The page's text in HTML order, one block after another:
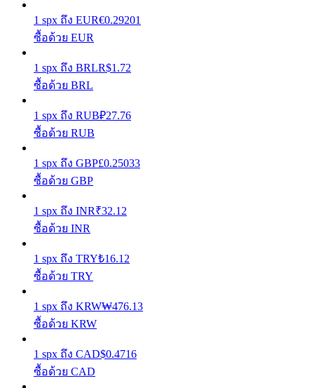
รับรางวัลการแข่งขันทุกวัน
การปักหลัก
ผลตอบแทนสูงและเข้าถึงได้ทันที
Launchpool
การเซ้งแบบยืดหยุ่นเพื่อรับโทเคนยอดนิยม
1 spx ถึง EUR€0.29201
ซื้อด้วย EUR
1 spx ถึง BRLR$1.72
ซื้อด้วย BRL
1 spx ถึง RUB₽27.76
ซื้อด้วย RUB
1 spx ถึง GBP£0.25033
ซื้อด้วย GBP
1 spx ถึง INR₹32.12
ซื้อด้วย INR
1 spx ถึง TRY₺16.12
ซื้อด้วย TRY
1 spx ถึง KRW₩476.13
ซื้อด้วย KRW
1 spx ถึง CAD$0.4716
ซื้อด้วย CAD